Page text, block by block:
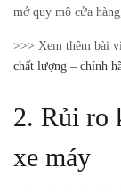
mở quy mô cửa
>>> Xem thêm bài
chất lượng – chính
2. Rủi ro
xe máy